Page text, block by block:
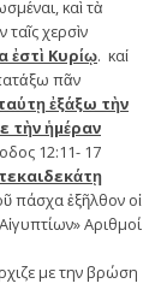
καὶ τὰ
ταῖς χερσὶν
ἐστὶ Κυρίῳ. καί
πᾶν
ἐξάξω τὴν
τὴν ἡμέραν
12:11- 17
πάσχα ἐξῆλθον οἱ
Αριθμοί
με την βρώση